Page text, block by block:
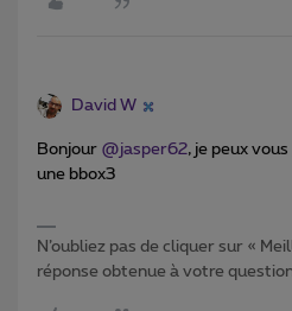
David W
Bonjour ​ @jasper62, je peux
une bbox3
N’oubliez pas de cliquer sur «
réponse obtenue à votre